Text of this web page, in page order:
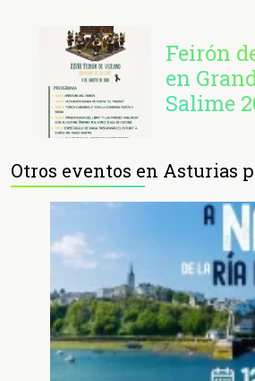
Feirón
en
Salime
Otros eventos en Asturias